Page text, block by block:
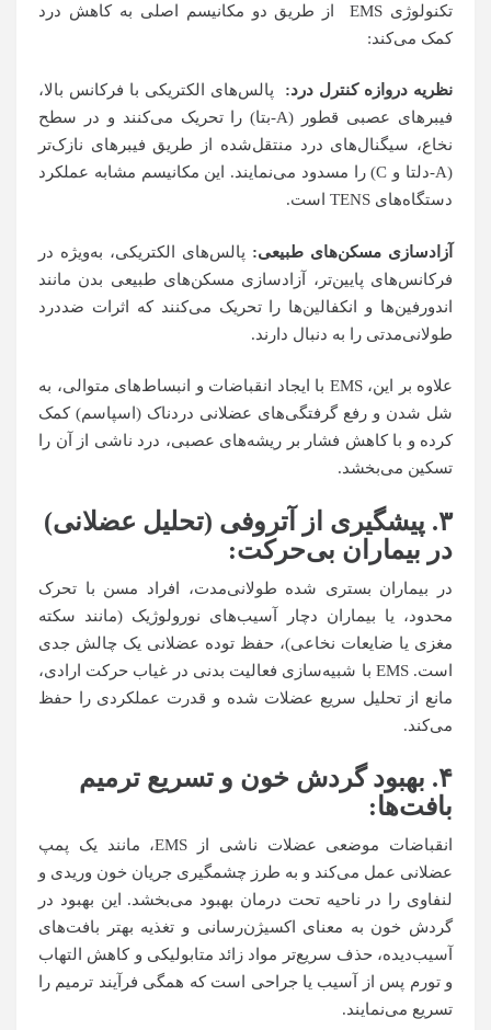
تکنولوژی EMS از طریق دو مکانیسم اصلی به کاهش درد
کمک می‌کند:
نظریه دروازه کنترل درد: پالس‌های الکتریکی با فرکانس بالا،
فیبرهای عصبی قطور (A-بتا) را تحریک می‌کنند و در سطح
نخاع، سیگنال‌های درد منتقل‌شده از طریق فیبرهای نازک‌تر
(A-دلتا و C) را مسدود می‌نمایند. این مکانیسم مشابه عملکرد
دستگاه‌های TENS است.
آزادسازی مسکن‌های طبیعی: پالس‌های الکتریکی، به‌ویژه در
فرکانس‌های پایین‌تر، آزادسازی مسکن‌های طبیعی بدن مانند
اندورفین‌ها و انکفالین‌ها را تحریک می‌کنند که اثرات ضددرد
طولانی‌مدتی را به دنبال دارند.
علاوه بر این، EMS با ایجاد انقباضات و انبساط‌های متوالی، به
شل شدن و رفع گرفتگی‌های عضلانی دردناک (اسپاسم) کمک
کرده و با کاهش فشار بر ریشه‌های عصبی، درد ناشی از آن را
تسکین می‌بخشد.
۳. پیشگیری از آتروفی (تحلیل عضلانی)
در بیماران بی‌حرکت:
در بیماران بستری شده طولانی‌مدت، افراد مسن با تحرک
محدود، یا بیماران دچار آسیب‌های نورولوژیک (مانند سکته
مغزی یا ضایعات نخاعی)، حفظ توده عضلانی یک چالش جدی
است. EMS با شبیه‌سازی فعالیت بدنی در غیاب حرکت ارادی،
مانع از تحلیل سریع عضلات شده و قدرت عملکردی را حفظ
می‌کند.
۴. بهبود گردش خون و تسریع ترمیم
بافت‌ها:
انقباضات موضعی عضلات ناشی از EMS، مانند یک پمپ
عضلانی عمل می‌کند و به طرز چشمگیری جریان خون وریدی و
لنفاوی را در ناحیه تحت درمان بهبود می‌بخشد. این بهبود در
گردش خون به معنای اکسیژن‌رسانی و تغذیه بهتر بافت‌های
آسیب‌دیده، حذف سریع‌تر مواد زائد متابولیکی و کاهش التهاب
و تورم پس از آسیب یا جراحی است که همگی فرآیند ترمیم را
تسریع می‌نمایند.